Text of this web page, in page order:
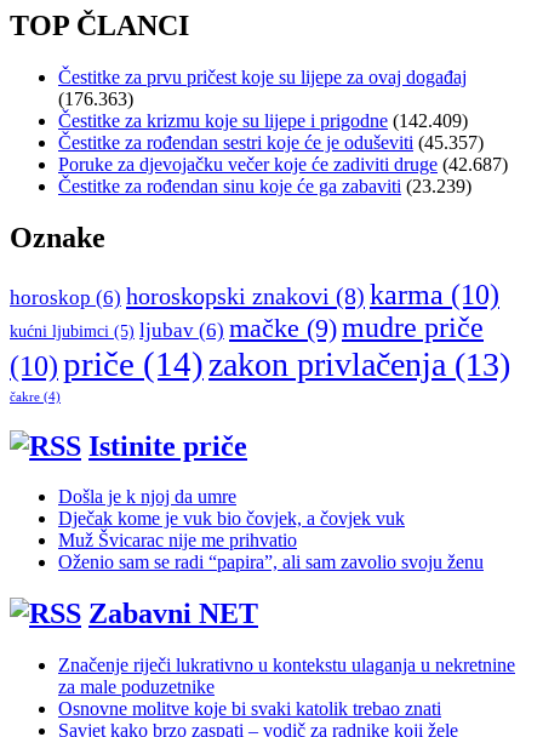
TOP ČLANCI
Čestitke za prvu pričest koje su lijepe za ovaj događaj
(176.363)
Čestitke za krizmu koje su lijepe i prigodne (142.409)
Čestitke za rođendan sestri koje će je oduševiti (45.357)
Poruke za djevojačku večer koje će zadiviti druge (42.687)
Čestitke za rođendan sinu koje će ga zabaviti (23.239)
Oznake
horoskop (6) horoskopski znakovi (8) karma (10)
kućni ljubimci (5) ljubav (6) mačke (9)mudre priče
(10)priče (14)zakon privlačenja (13)
čakre (4)
Istinite priče
Došla je k njoj da umre
Dječak kome je vuk bio čovjek, a čovjek vuk
Muž Švicarac nije me prihvatio
Oženio sam se radi “papira”, ali sam zavolio svoju ženu
Zabavni NET
Značenje riječi lukrativno u kontekstu ulaganja u nekretnine
za male poduzetnike
Osnovne molitve koje bi svaki katolik trebao znati
Savjet kako brzo zaspati – vodič za radnike koji žele